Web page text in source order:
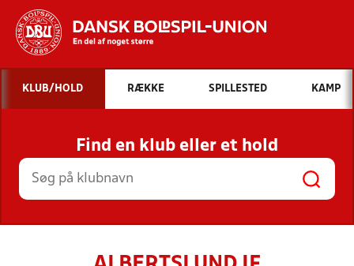
Hvad vil du søge efter?
INDHOLD OG NYHEDER
STILLINGER, RESULTATER, KLUBBER OG
HOLD
KLUB/HOLD RÆKKE SPILLESTED KAMP
Find en klub eller et hold